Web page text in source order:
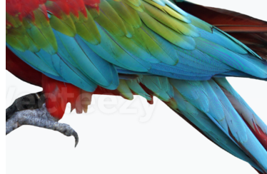
Modèles
Vecteurs
Vidéos
Motion graphics
Images Éditoriales
Événements Éditoriaux